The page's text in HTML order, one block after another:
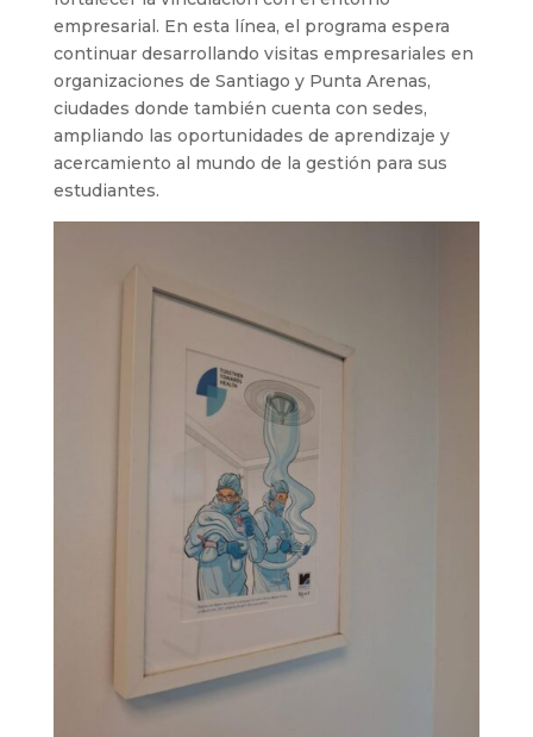
empresarial. En esta línea, el programa espera
continuar desarrollando visitas empresariales en
organizaciones de Santiago y Punta Arenas,
ciudades donde también cuenta con sedes,
ampliando las oportunidades de aprendizaje y
acercamiento al mundo de la gestión para sus
estudiantes.